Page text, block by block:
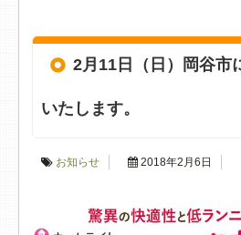
2月11日（日）岡谷市
いたします。
お知らせ 2018年2月6日